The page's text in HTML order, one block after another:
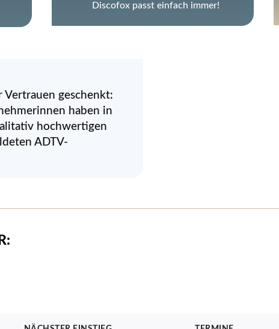
Discofox passt einfach immer!
Vertrauen geschenkt:
haben in
hochwertigen
ADTV-